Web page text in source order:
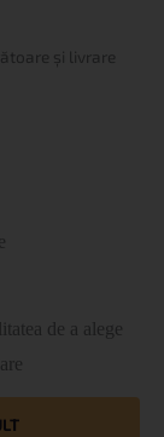
și livrare
de a alege